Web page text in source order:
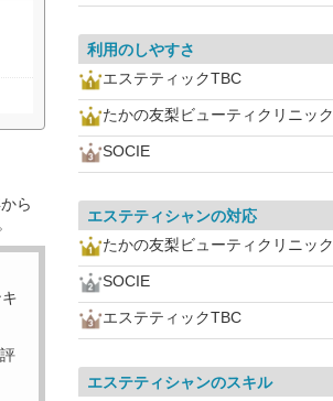
ら
利用のしやすさ
エステティックTBC
たかの友梨ビューティクリニック
SOCIE
エステティシャンの対応
たかの友梨ビューティクリニック
SOCIE
エステティックTBC
エステティシャンのスキル